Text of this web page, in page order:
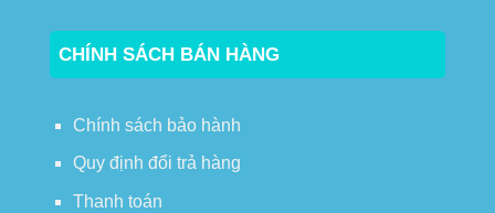
CHÍNH SÁCH BÁN HÀNG
Chính sách bảo hành
Quy định đổi trả hàng
Thanh toán